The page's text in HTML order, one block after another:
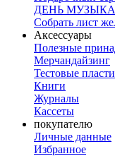
ДЕНЬ
Собрать лист
Аксессуары
Полезные
Мерчандайзинг
Тестовые
Книги
Журналы
Кассеты
покупателю
Личные данные
Избранное